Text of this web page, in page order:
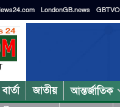
LondonGB.news
জাতীয় আন্তর্জাতিক